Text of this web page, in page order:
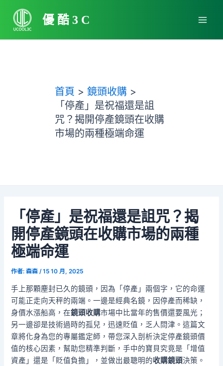
要
優酷3C
首頁
鏡頭收購
「停產」是祝福還是詛
咒？揭開停產鏡頭在收購
市場的兩種極端命運
「停產」是祝福還是詛咒？揭
開停產鏡頭在收購市場的兩種
極端命運
作者:森森/15 10 月, 2025
手上那顆塵封已久的鏡頭，因為「停產」兩個字，它的命運
可能正走向天秤的兩端。一邊是經典名鏡，因停產而稀缺，
身價水漲船高，在鏡頭收購市場中比當年的售價還要風光；
另一邊卻是技術過時的孤兒，迅速貶值，乏人問津。這篇文
章將化身為您的專屬鑑定師，帶您深入剖析決定停產鏡頭價
值的核心因素，幫助您精準判斷，手中的寶貝究竟是「增值
資產」還是「貶值負擔」，並做出最聰明的收購鏡頭決策。